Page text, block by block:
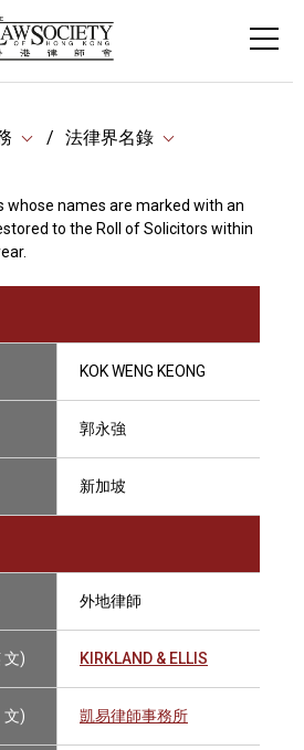
法律界名錄
whose names are marked with an
to the Roll of Solicitors within
KOK WENG KEONG
郭永強
新加坡
外地律師
文) KIRKLAND & ELLIS
文) 凱易律師事務所